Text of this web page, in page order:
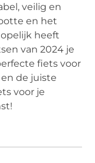
veilig en
en het
heeft
van 2024 je
fiets voor
de juiste
voor je